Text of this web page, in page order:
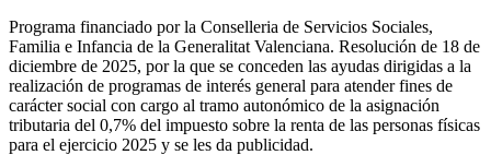
Programa financiado por la Conselleria de Servicios Sociales,
Familia e Infancia de la Generalitat Valenciana. Resolución de 18 de
diciembre de 2025, por la que se conceden las ayudas dirigidas a la
realización de programas de interés general para atender fines de
carácter social con cargo al tramo autonómico de la asignación
tributaria del 0,7% del impuesto sobre la renta de las personas físicas
para el ejercicio 2025 y se les da publicidad.